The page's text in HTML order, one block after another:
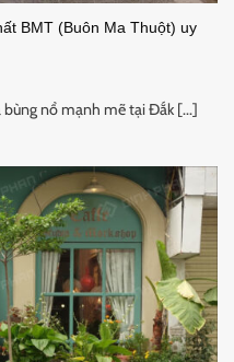
BMT (Buôn Ma Thuột) uy
nổ mạnh mẽ tại Đắk [...]